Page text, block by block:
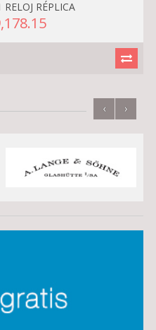
RELOJ RÉPLICA
‹ ›